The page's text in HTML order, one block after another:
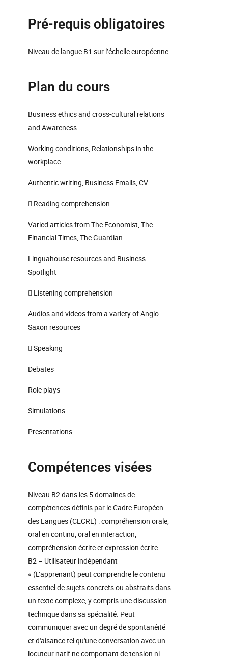
Pré-requis obligatoires
Niveau de langue B1 sur l’échelle européenne
Plan du cours
Business ethics and cross-cultural relations
and Awareness.
Working conditions, Relationships in the
workplace
Authentic writing, Business Emails, CV
 Reading comprehension
Varied articles from The Economist, The
Financial Times, The Guardian
Linguahouse resources and Business
Spotlight
 Listening comprehension
Audios and videos from a variety of Anglo-
Saxon resources
 Speaking
Debates
Role plays
Simulations
Presentations
Compétences visées
Niveau B2 dans les 5 domaines de
compétences définis par le Cadre Européen
des Langues (CECRL) : compréhension orale,
oral en continu, oral en interaction,
compréhension écrite et expression écrite
B2 – Utilisateur indépendant
« (L’apprenant) peut comprendre le contenu
essentiel de sujets concrets ou abstraits dans
un texte complexe, y compris une discussion
technique dans sa spécialité. Peut
communiquer avec un degré de spontanéité
et d'aisance tel qu'une conversation avec un
locuteur natif ne comportant de tension ni